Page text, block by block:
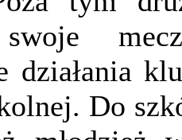
swoje
działania
Do